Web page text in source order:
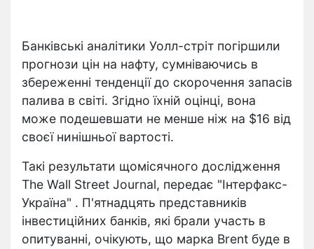
Банківські аналітики Уолл-стріт погіршили
прогнози цін на нафту, сумніваючись в
збереженні тенденції до скорочення запасів
палива в світі. Згідно їхній оцінці, вона
може подешевшати не менше ніж на $16 від
своєї нинішньої вартості.
Такі результати щомісячного дослідження
The Wall Street Journal, передає "Інтерфакс-
Україна" . П'ятнадцять представників
інвестиційних банків, які брали участь в
опитуванні, очікують, що марка Brent буде в